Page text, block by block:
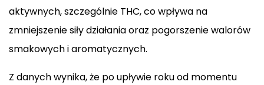
aktywnych, szczególnie THC, co wpływa na
zmniejszenie siły działania oraz pogorszenie walorów
smakowych i aromatycznych.
Z danych wynika, że po upływie roku od momentu